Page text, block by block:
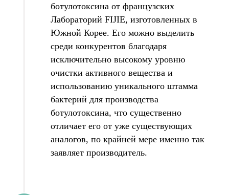
ботулотоксина от французских
Лабораторий FIJIE, изготовленных в
Южной Корее. Его можно выделить
среди конкурентов благодаря
исключительно высокому уровню
очистки активного вещества и
использованию уникального штамма
бактерий для производства
ботулотоксина, что существенно
отличает его от уже существующих
аналогов, по крайней мере именно так
заявляет производитель.